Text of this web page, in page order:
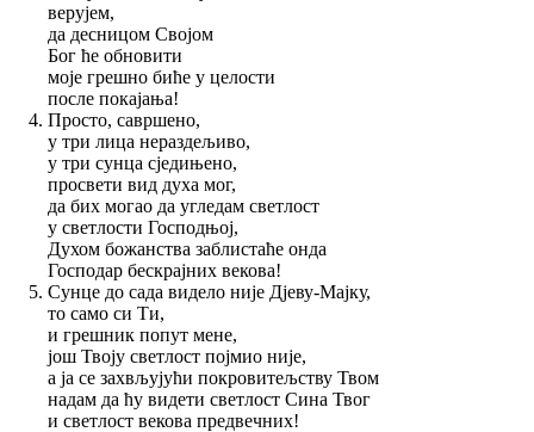
верујем,
да десницом Својом
Бог ће обновити
моје грешно биће у целости
после покајања!
Просто, савршено,
у три лица нераздељиво,
у три сунца сједињено,
просвети вид духа мог,
да бих могао да угледам светлост
у светлости Господњој,
Духом божанства заблистаће онда
Господар бескрајних векова!
Сунце до сада видело није Дјеву-Мајку,
то само си Ти,
и грешник попут мене,
још Твоју светлост појмио није,
а ја се захвљујући покровитељству Твом
надам да ћу видети светлост Сина Твог
и светлост векова предвечних!